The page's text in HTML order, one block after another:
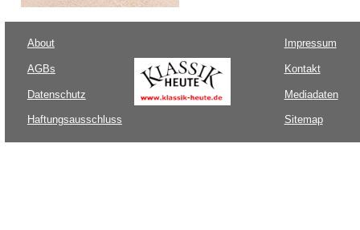
About
AGBs
Datenschutz
Haftungsausschluss
Impressum
Kontakt
Mediadaten
Sitemap